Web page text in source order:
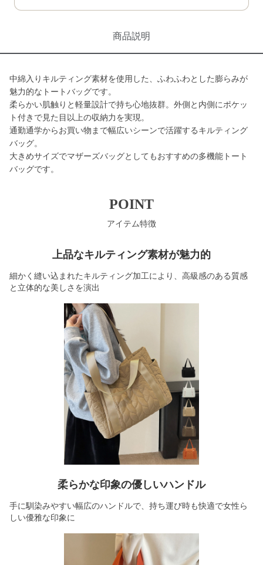
商品説明
中綿入りキルティング素材を使用した、ふわふわとした膨らみが
魅力的なトートバッグです。
柔らかい肌触りと軽量設計で持ち心地抜群。外側と内側にポケッ
ト付きで見た目以上の収納力を実現。
通勤通学からお買い物まで幅広いシーンで活躍するキルティング
バッグ。
大きめサイズでマザーズバッグとしてもおすすめの多機能トート
バッグです。
POINT
アイテム特徴
上品なキルティング素材が魅力的
細かく縫い込まれたキルティング加工により、高級感のある質感
と立体的な美しさを演出
柔らかな印象の優しいハンドル
手に馴染みやすい幅広のハンドルで、持ち運び時も快適で女性ら
しい優雅な印象に